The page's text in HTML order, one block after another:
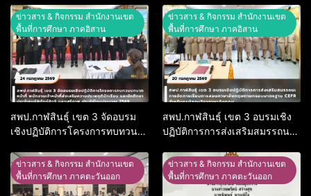
ข่าวสาร & กิจกรรม สำนักงานเขต
พื้นที่การศึกษา ภาคอิสาน
สพป.กาฬสินธุ์ เขต 3 จัดอบรม
เชิงปฏิบัติการโครงการทบทวน
ส่งเสริมความประพฤตินักเรียน
และนักศึกษา ประจำศูนย์พิทักษ์
สิทธิ และเสรีภาพ ประจำ
ข่าวสาร & กิจกรรม สำนักงานเขต
พื้นที่การศึกษา ภาคอิสาน
สพป.กาฬสินธุ์ เขต 3 อบรมเชิง
ปฏิบัติการการส่งเสริมสมรรถนะ
อังกฤษตามกรอบมาตรฐาน CEFR
สำหรับครูผู้สอนวิชาภาษาอังกฤษ
ข่าวสาร & กิจกรรม สำนักงานเขต
พื้นที่การศึกษา ภาคตะวันออก
ข่าวสาร & กิจกรรม สำนักงานเขต
พื้นที่การศึกษา ภาคตะวันออก